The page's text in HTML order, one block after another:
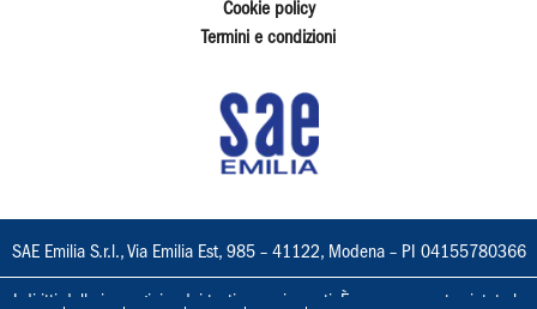
Cookie policy
Termini e condizioni
SAE Emilia S.r.l., Via Emilia Est, 985 – 41122, Modena – PI 04155780366
I diritti delle immagini e dei testi sono riservati. È espressamente vietata la